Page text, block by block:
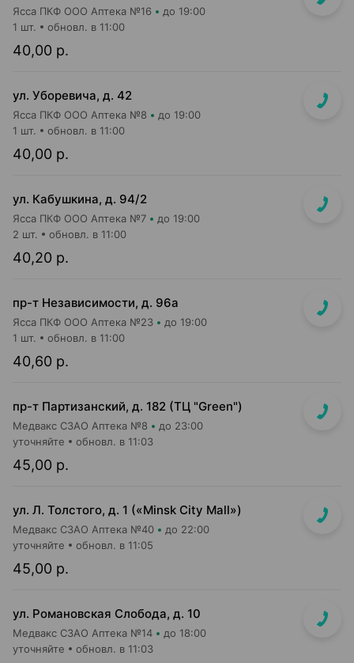
Ясса ПКФ ООО Аптека №16 до 19:00
40,00 р.
1 шт. обновл. в 11:00
ул. Уборевича, д. 42
Ясса ПКФ ООО Аптека №8 до 19:00
40,00 р.
1 шт. обновл. в 11:00
ул. Кабушкина, д. 94/2
Ясса ПКФ ООО Аптека №7 до 19:00
40,20 р.
2 шт. обновл. в 11:00
пр-т Независимости, д. 96а
Ясса ПКФ ООО Аптека №23 до 19:00
40,60 р.
1 шт. обновл. в 11:00
пр-т Партизанский, д. 182 (ТЦ "Green")
Медвакс СЗАО Аптека №8 до 23:00
45,00 р.
уточняйте обновл. в 11:03
ул. Л. Толстого, д. 1 («Minsk City Mall»)
Медвакс СЗАО Аптека №40 до 22:00
45,00 р.
уточняйте обновл. в 11:05
ул. Романовская Слобода, д. 10
Медвакс СЗАО Аптека №14 до 18:00
уточняйте обновл. в 11:03